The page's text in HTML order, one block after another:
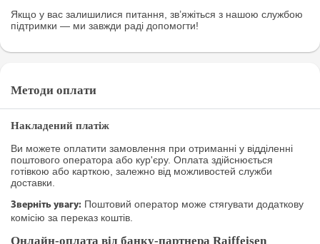
Якщо у вас залишилися питання, зв’яжіться з нашою службою
підтримки — ми завжди раді допомогти!
Методи оплати
Накладений платіж
Ви можете оплатити замовлення при отриманні у відділенні
поштового оператора або кур'єру. Оплата здійснюється
готівкою або карткою, залежно від можливостей служби
доставки.
Зверніть увагу: Поштовий оператор може стягувати додаткову
комісію за переказ коштів.
Онлайн-оплата від банку-партнера Raiffeisen